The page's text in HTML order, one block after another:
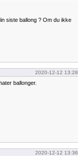
siste ballong ? Om du ikke
2020-12-12 13:28
ballonger.
2020-12-12 13:36